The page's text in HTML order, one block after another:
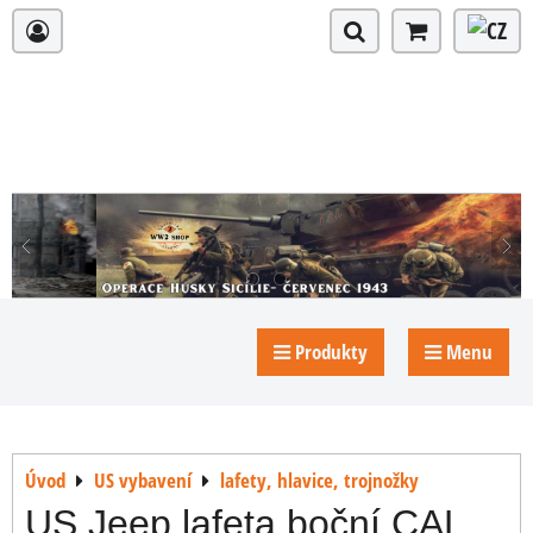
Produkty Menu
Úvod US vybavení lafety, hlavice, trojnožky
US Jeep lafeta boční CAL.